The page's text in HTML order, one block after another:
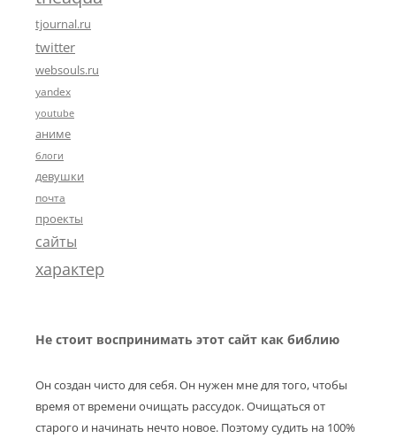
tjournal.ru
twitter
websouls.ru
yandex
youtube
аниме
блоги
девушки
почта
проекты
сайты
характер
Не стоит воспринимать этот сайт как библию
Он создан чисто для себя. Он нужен мне для того, чтобы
время от времени очищать рассудок. Очищаться от
старого и начинать нечто новое. Поэтому судить на 100%